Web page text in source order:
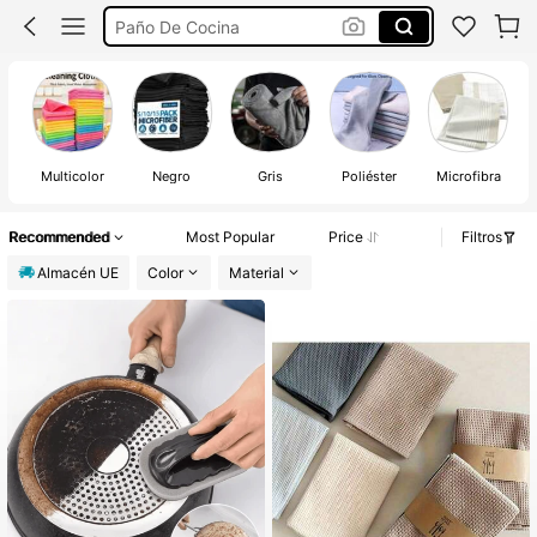
Paños Cocina
Paños De Cocina
Multicolor Negro Gris Poliéster Microfibra
Recommended Most Popular Price
Filtros
Almacén UE
Color Material